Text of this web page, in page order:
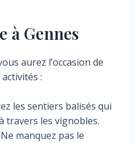
à Gennes
aurez l’occasion de
:
les sentiers balisés qui
travers les vignobles.
manquez pas le